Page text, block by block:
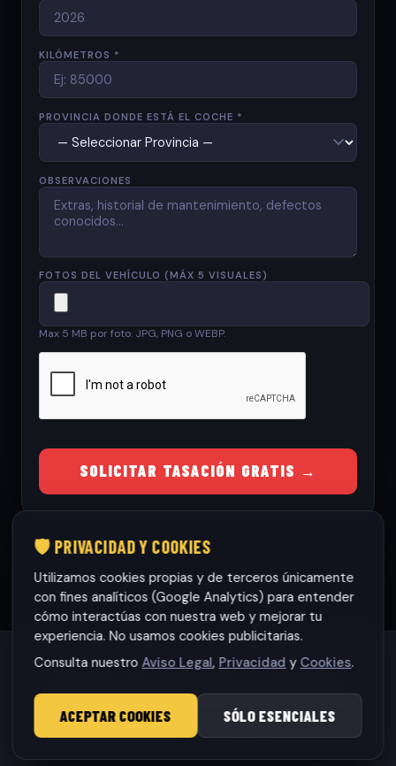
KILÓMETROS *
PROVINCIA DONDE ESTÁ EL COCHE *
OBSERVACIONES
FOTOS DEL VEHÍCULO (MÁX 5 VISUALES)
Max 5 MB por foto. JPG, PNG o WEBP.
SOLICITAR TASACIÓN GRATIS →
© 2026 RamonCars. Todos los derechos reservados.
🛡️ PRIVACIDAD Y COOKIES
Utilizamos cookies propias y de terceros únicamente
con fines analíticos (Google Analytics) para entender
cómo interactúas con nuestra web y mejorar tu
experiencia. No usamos cookies publicitarias.
Consulta nuestroAviso Legal, Privacidad y Cookies.
ACEPTAR COOKIES SÓLO ESENCIALES